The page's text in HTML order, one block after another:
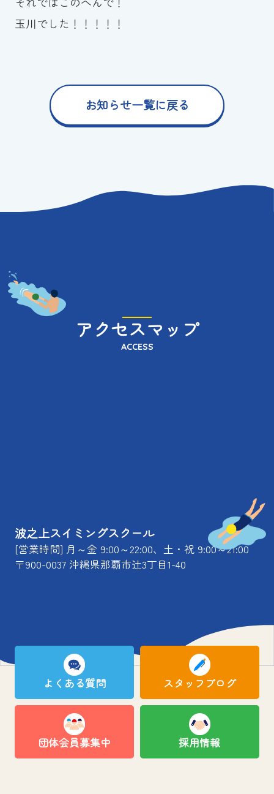
玉川でした！！！！！
お知らせ一覧に戻る
アクセスマップ
ACCESS
波之上スイミングスクール
[営業時間] 月～金 9:00～22:00、土・祝 9:00～21:00
〒900-0037 沖縄県那覇市辻3丁目1-40
よくある質問 スタッフブログ
団体会員募集中 採用情報